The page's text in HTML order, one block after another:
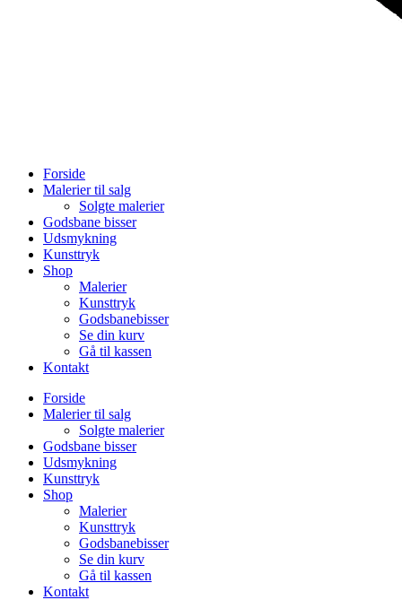
Forside
Malerier til salg
Solgte malerier
Godsbane bisser
Udsmykning
Kunsttryk
Shop
Malerier
Kunsttryk
Godsbanebisser
Se din kurv
Gå til kassen
Kontakt
Forside
Malerier til salg
Solgte malerier
Godsbane bisser
Udsmykning
Kunsttryk
Shop
Malerier
Kunsttryk
Godsbanebisser
Se din kurv
Gå til kassen
Kontakt